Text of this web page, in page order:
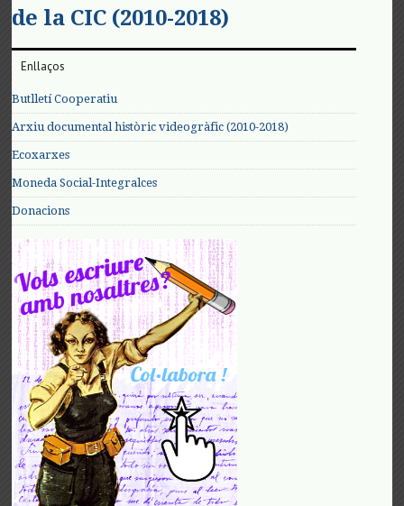
de la CIC (2010-2018)
Enllaços
Butlletí Cooperatiu
Arxiu documental històric videogràfic (2010-2018)
Ecoxarxes
Moneda Social-Integralces
Donacions